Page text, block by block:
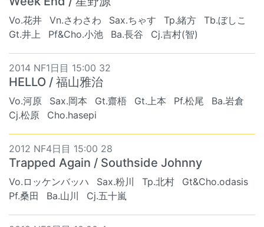
Vo.花井 Vn.さわさわ Sax.ちゃす Tp.緒方
Tb.ぼしこ
Gt.井上
Pf&Cho.小池 Ba.長谷 Cj.吉村(智)
2014 NF1日目 15:00 32
HELLO / 福山雅治
Vo.河原 Sax.岡本 Gt.齋梧 Gt.上本 Pf.松尾
Ba.岩倉
Cj.松原
Cho.hasepi
2012 NF4日目 15:00 28
Trapped Again / Southside Johnny
Vo.ロッケンバッハ Sax.粉川 Tp.北村
Gt&Cho.odasis
Pf.桑田
Ba.山川 Cj.五十嵐